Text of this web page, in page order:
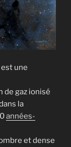
est une
de gaz ionisé
la
années-
et dense